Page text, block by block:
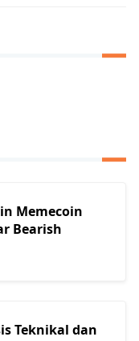
Memecoin
Bearish
Teknikal dan